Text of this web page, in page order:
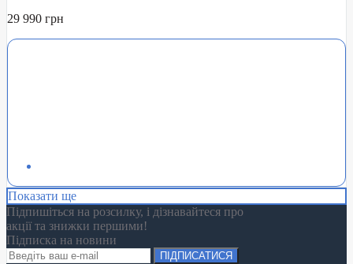
29 990 грн
Показати ще
Підпишіться на розсилку, і дізнавайтеся про
акції та знижки першими!
Підписка на новини
ПІДПИСАТИСЯ